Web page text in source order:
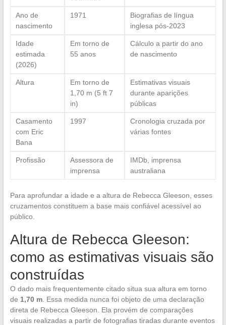
Ano de
nascimento
1971
Biografias de língua
inglesa pós-2023
Idade
estimada
(2026)
Em torno de
55 anos
Cálculo a partir do ano
de nascimento
Altura
Em torno de
1,70 m (5 ft 7
in)
Estimativas visuais
durante aparições
públicas
Casamento
com Eric
Bana
1997
Cronologia cruzada por
várias fontes
Profissão
Assessora de
imprensa
IMDb, imprensa
australiana
Para aprofundar a idade e a altura de Rebecca Gleeson, esses
cruzamentos constituem a base mais confiável acessível ao
público.
Altura de Rebecca Gleeson:
como as estimativas visuais são
construídas
O dado mais frequentemente citado situa sua altura em torno
de 1,70 m. Essa medida nunca foi objeto de uma declaração
direta de Rebecca Gleeson. Ela provém de comparações
visuais realizadas a partir de fotografias tiradas durante eventos